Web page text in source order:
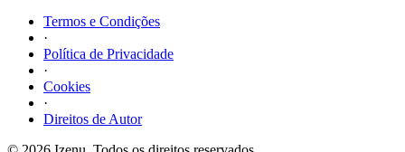
Termos e Condições
·
Política de Privacidade
·
Cookies
·
Direitos de Autor